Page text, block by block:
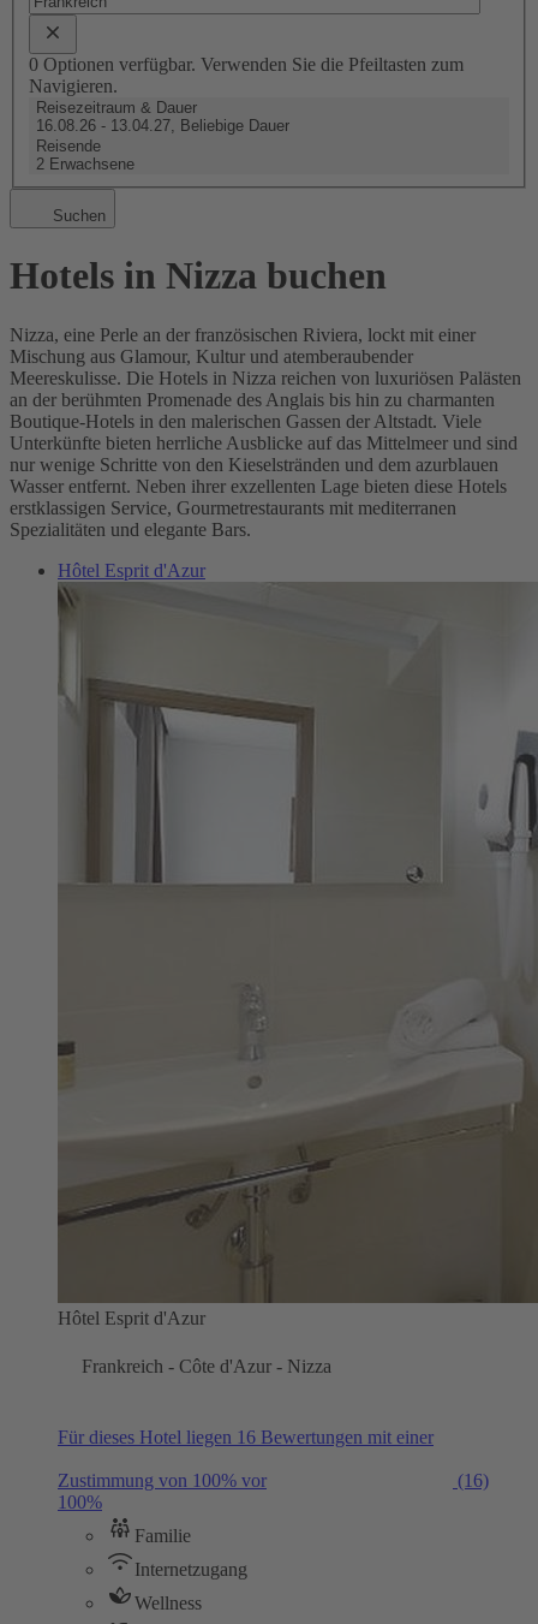
0 Optionen verfügbar. Verwenden Sie die Pfeiltasten zum
Navigieren.
Reisezeitraum & Dauer
16.08.26 - 13.04.27, Beliebige Dauer
Reisende
2 Erwachsene
Suchen
Hotels in Nizza buchen
Nizza, eine Perle an der französischen Riviera, lockt mit einer
Mischung aus Glamour, Kultur und atemberaubender
Meereskulisse. Die Hotels in Nizza reichen von luxuriösen Palästen
an der berühmten Promenade des Anglais bis hin zu charmanten
Boutique-Hotels in den malerischen Gassen der Altstadt. Viele
Unterkünfte bieten herrliche Ausblicke auf das Mittelmeer und sind
nur wenige Schritte von den Kieselstränden und dem azurblauen
Wasser entfernt. Neben ihrer exzellenten Lage bieten diese Hotels
erstklassigen Service, Gourmetrestaurants mit mediterranen
Spezialitäten und elegante Bars.
Hôtel Esprit d'Azur
Hôtel Esprit d'Azur
Frankreich - Côte d'Azur - Nizza
Für dieses Hotel liegen 16 Bewertungen mit einer
Zustimmung von 100% vor
(16)
100%
Familie
Internetzugang
Wellness